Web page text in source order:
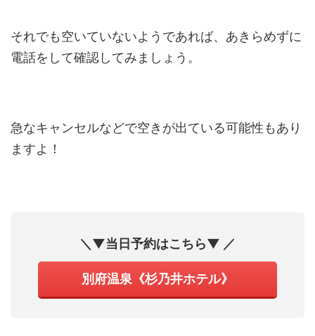
それでも空いていないようであれば、あきらめずに
電話をして確認してみましょう。
急なキャンセルなどで空きが出ている可能性もあり
ますよ！
＼▼当日予約はこちら▼ ／
別府温泉《杉乃井ホテル》